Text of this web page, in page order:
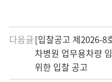
다음글[입찰공고 제2026-8
차병원 업무용차량
위한 입찰 공고